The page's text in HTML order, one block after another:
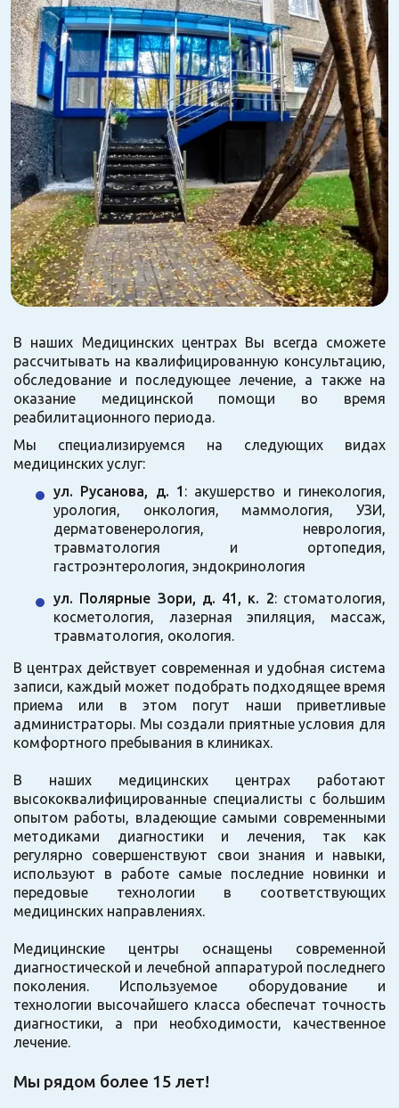
В наших Медицинских центрах Вы всегда сможете
рассчитывать на квалифицированную консультацию,
обследование и последующее лечение, а также на
оказание медицинской помощи во время
реабилитационного периода.
Мы специализируемся на следующих видах
медицинских услуг:
ул. Русанова, д. 1 : акушерство и гинекология,
урология, онкология, маммология, УЗИ,
дерматовенерология, неврология,
травматология и ортопедия,
гастроэнтерология, эндокринология
ул. Полярные Зори, д. 41, к. 2: стоматология,
косметология, лазерная эпиляция, массаж,
травматология, окология.
В центрах действует современная и удобная система
записи, каждый может подобрать подходящее время
приема или в этом погут наши приветливые
администраторы. Мы создали приятные условия для
комфортного пребывания в клиниках.
В наших медицинских центрах работают
высококвалифицированные специалисты с большим
опытом работы, владеющие самыми современными
методиками диагностики и лечения, так как
регулярно совершенствуют свои знания и навыки,
используют в работе самые последние новинки и
передовые технологии в соответствующих
медицинских направлениях.
Медицинские центры оснащены современной
диагностической и лечебной аппаратурой последнего
поколения. Используемое оборудование и
технологии высочайшего класса обеспечат точность
диагностики, а при необходимости, качественное
лечение.
Мы рядом более 15 лет!